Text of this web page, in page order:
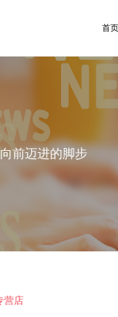
首页
前迈进的脚步
营店